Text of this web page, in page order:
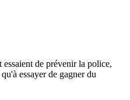
de prévenir la police,
essayer de gagner du